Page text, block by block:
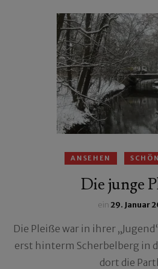
ANSEHEN
Die junge
ein29. Januar
Die Pleiße war in ihrer
erst hinterm Scherbelberg in
dort die